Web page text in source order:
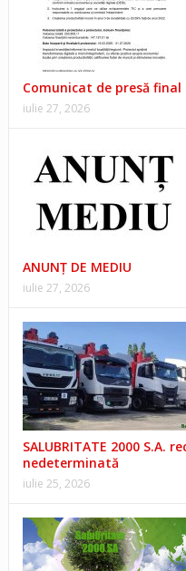
Comunicat de presă final
iulie 27, 2026
ANUNŢ DE MEDIU
iulie 27, 2026
SALUBRITATE 2000
nedeterminată
iulie 25, 2026